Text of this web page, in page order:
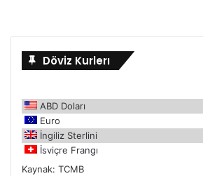
Döviz Kurlerı
ABD Doları
Euro
İngiliz Sterlini
İsviçre Frangı
Kaynak: TCMB